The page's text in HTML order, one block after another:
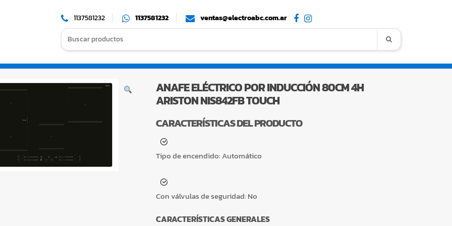
1137581232 1137581232 ventas@electroabc.com.ar
Search
for:
ANAFE ELÉCTRICO POR INDUCCIÓN 80CM 4H
ARISTON NIS842FB TOUCH
CARACTERÍSTICAS DEL PRODUCTO
Tipo de encendido: Automático
Con válvulas de seguridad: No
CARACTERÍSTICAS GENERALES